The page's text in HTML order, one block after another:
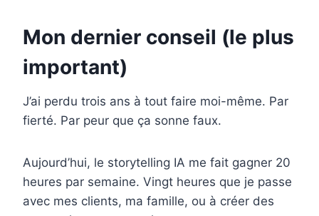
Mon dernier conseil (le plus
important)
J’ai perdu trois ans à tout faire moi-même. Par
fierté. Par peur que ça sonne faux.
Aujourd’hui, le storytelling IA me fait gagner 20
heures par semaine. Vingt heures que je passe
avec mes clients, ma famille, ou à créer des